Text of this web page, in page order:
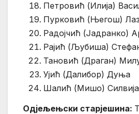
Петровић (Илија)
Пурковић (Његош)
Радојчић (Јадранко)
Рајић (Љубиша)
Тановић (Драган)
Ујић (Далибор) Дуња
Шалић (Мишо) Силвија
Одјељењски старјешина: